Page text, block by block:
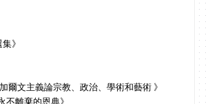
》
爾文主義論宗教、政治、學術和藝術 》
不離棄的恩典》